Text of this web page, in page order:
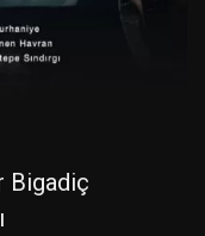
Bigadiç